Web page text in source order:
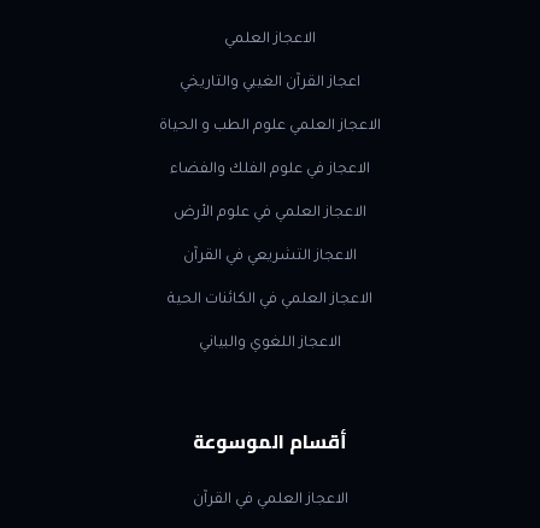
الاعجاز العلمي
اعجاز القرآن الغيبي والتاريخي
الاعجاز العلمي علوم الطب و الحياة
الاعجاز في علوم الفلك والفضاء
الاعجاز العلمي في علوم الأرض
الاعجاز التشريعي في القرآن
الاعجاز العلمي في الكائنات الحية
الاعجاز اللغوي والبياني
أقسام الموسوعة
الاعجاز العلمي في القرآن